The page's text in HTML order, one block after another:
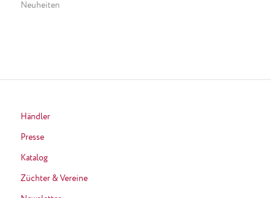
Neuheiten
Händler
Presse
Katalog
Züchter & Vereine